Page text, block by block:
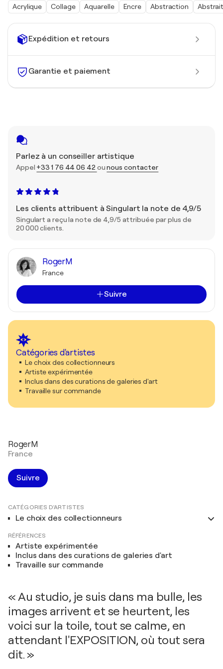
Expédition et retours
Garantie et paiement
Parlez à un conseiller artistique
Appel +33 1 76 44 06 42 ounous contacter
Les clients attribuent à Singulart la note de 4,9/5
Singulart a reçu la note de 4,9/5 attribuée par plus de
20 000 clients.
RogerM
France
Suivre
Catégories d'artistes
Le choix des collectionneurs
Artiste expérimentée
Inclus dans des curations de galeries d'art
Travaille sur commande
Acrylique Collage Aquarelle Encre Abstraction
RogerM
France
Suivre
CATÉGORIES D'ARTISTES
Le choix des collectionneurs
RÉFÉRENCES
Artiste expérimentée
Inclus dans des curations de galeries d'art
Travaille sur commande
« Au studio, je suis dans ma bulle, les
images arrivent et se heurtent, les
voici sur la toile, tout se calme, en
attendant l'EXPOSITION, où tout sera
dit. »